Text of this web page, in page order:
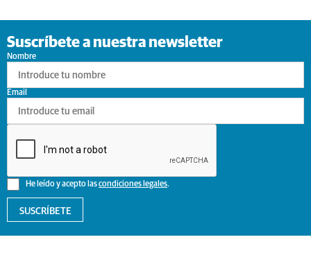
Suscríbete a nuestra newsletter
Nombre
He leído y acepto lascondiciones legales.
Email
SUSCRÍBETE